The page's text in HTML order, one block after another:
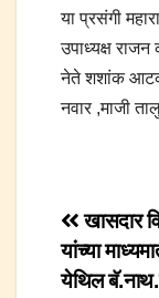
या प्रसंगी
उपाध्यक्ष राजन
नेते शशांक आटक
नवार ,माजी
Post
खासदार
यांच्या
येथिल